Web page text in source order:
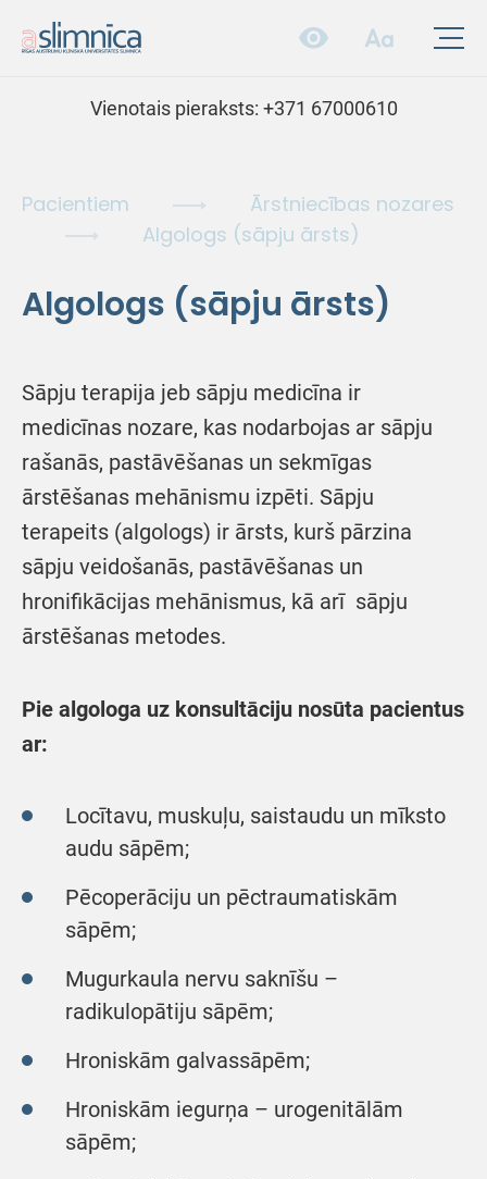
Vienotais pieraksts: +371 67000610
Pacientiem
Ārstniecības nozares
Algologs (sāpju ārsts)
Algologs (sāpju ārsts)
Sāpju terapija jeb sāpju medicīna ir
medicīnas nozare, kas nodarbojas ar sāpju
rašanās, pastāvēšanas un sekmīgas
ārstēšanas mehānismu izpēti. Sāpju
terapeits (algologs) ir ārsts, kurš pārzina
sāpju veidošanās, pastāvēšanas un
hronifikācijas mehānismus, kā arī sāpju
ārstēšanas metodes.
Pie algologa uz konsultāciju nosūta pacientus
ar:
Locītavu, muskuļu, saistaudu un mīksto
audu sāpēm;
Pēcoperāciju un pēctraumatiskām
sāpēm;
Mugurkaula nervu saknīšu –
radikulopātiju sāpēm;
Hroniskām galvassāpēm;
Hroniskām iegurņa – urogenitālām
sāpēm;